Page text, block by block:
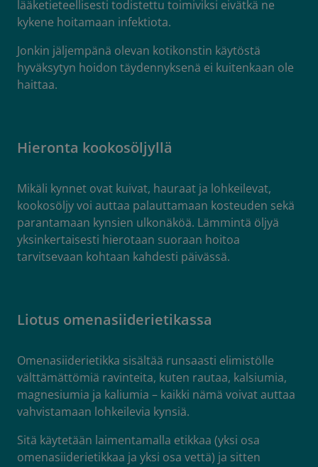
lääketieteellisesti todistettu toimiviksi eivätkä ne
kykene hoitamaan infektiota.
Jonkin jäljempänä olevan kotikonstin käytöstä
hyväksytyn hoidon täydennyksenä ei kuitenkaan ole
haittaa.
Hieronta kookosöljyllä
Mikäli kynnet ovat kuivat, hauraat ja lohkeilevat,
kookosöljy voi auttaa palauttamaan kosteuden sekä
parantamaan kynsien ulkonäköä. Lämmintä öljyä
yksinkertaisesti hierotaan suoraan hoitoa
tarvitsevaan kohtaan kahdesti päivässä.
Liotus omenasiiderietikassa
Omenasiiderietikka sisältää runsaasti elimistölle
välttämättömiä ravinteita, kuten rautaa, kalsiumia,
magnesiumia ja kaliumia – kaikki nämä voivat auttaa
vahvistamaan lohkeilevia kynsiä.
Sitä käytetään laimentamalla etikkaa (yksi osa
omenasiiderietikkaa ja yksi osa vettä) ja sitten